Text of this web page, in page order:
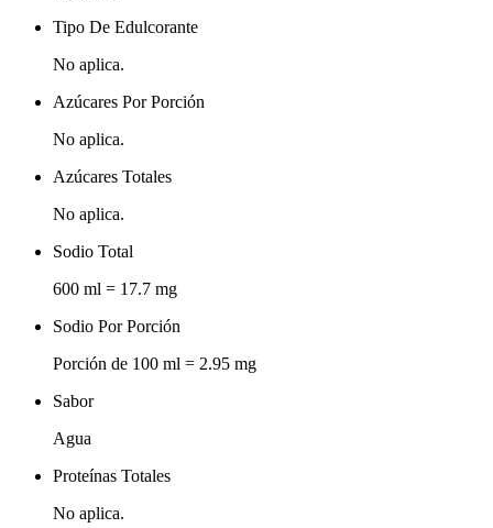
Tipo De Edulcorante
No aplica.
Azúcares Por Porción
No aplica.
Azúcares Totales
No aplica.
Sodio Total
600 ml = 17.7 mg
Sodio Por Porción
Porción de 100 ml = 2.95 mg
Sabor
Agua
Proteínas Totales
No aplica.